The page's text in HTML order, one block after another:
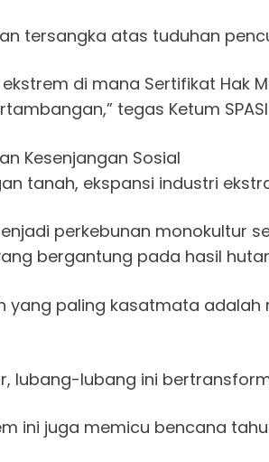
tersangka atas tuduhan
di mana Sertifikat Hak
tegas Ketum
Kesenjangan Sosial
tanah, ekspansi industri
perkebunan monokultur
bergantung pada hasil
yang paling kasatmata
lubang-lubang ini
ini juga memicu bencana